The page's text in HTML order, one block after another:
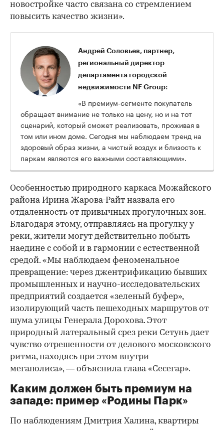
новостройке часто связана со стремлением
повысить качество жизни».
Андрей Соловьев, партнер,
региональный директор
департамента городской
недвижимости NF Group:
«В премиум-сегменте покупатель
обращает внимание не только на цену, но и на тот
сценарий, который сможет реализовать, проживая в
том или ином доме. Сегодня мы наблюдаем тренд на
здоровый образ жизни, а чистый воздух и близость к
паркам являются его важными составляющими».
Особенностью природного каркаса Можайского
района Ирина Жарова-Райт назвала его
отдаленность от привычных прогулочных зон.
Благодаря этому, отправляясь на прогулку у
реки, жители могут действительно побыть
наедине с собой и в гармонии с естественной
средой. «Мы наблюдаем феноменальное
превращение: через джентрификацию бывших
промышленных и научно-исследовательских
предприятий создается «зеленый буфер»,
изолирующий часть пешеходных маршрутов от
шума улицы Генерала Дорохова. Этот
природный латеральный срез реки Сетунь дает
чувство отрешенности от делового московского
ритма, находясь при этом внутри
мегаполиса», — объяснила глава «Сесегар».
Каким должен быть премиум на
западе: пример «Родины Парк»
По наблюдениям Дмитрия Халина, квартиры